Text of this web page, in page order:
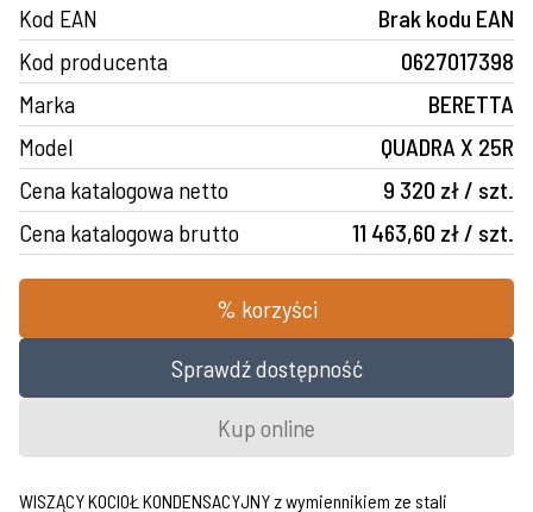
Kod EAN
Brak kodu EAN
Kod producenta
0627017398
Marka
BERETTA
Model
QUADRA X 25R
Cena katalogowa netto
9 320 zł / szt.
Cena katalogowa brutto
11 463,60 zł / szt.
% korzyści
Sprawdź dostępność
Kup online
WISZĄCY KOCIOŁ KONDENSACYJNY z wymiennikiem ze stali